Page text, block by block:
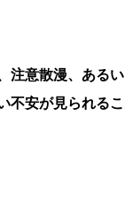
注意散漫、あるい
不安が見られるこ